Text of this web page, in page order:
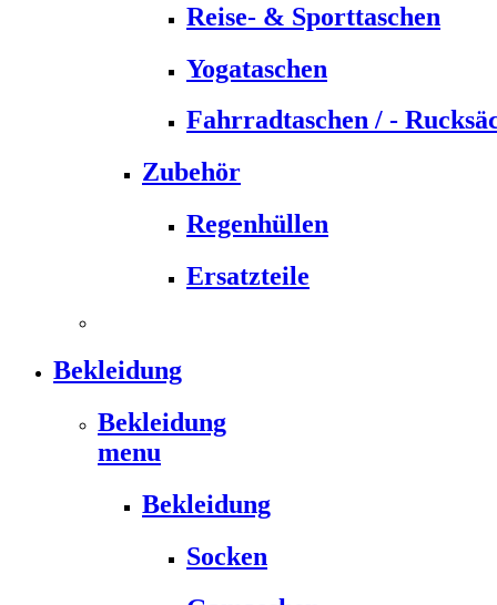
Reise- & Sporttaschen
Yogataschen
Fahrradtaschen / -
Zubehör
Regenhüllen
Ersatzteile
Bekleidung
Bekleidung
menu
Bekleidung
Socken